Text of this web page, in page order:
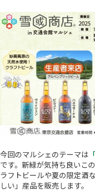
今回のマルシェのテーマは
です。新緑が気持ち良いこ
ラフトビールや夏の限定酒
しい」産品を販売します。